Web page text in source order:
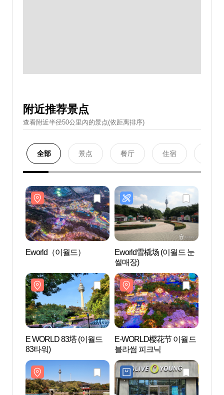
附近推荐景点
查看附近半径50公里內的景点(依距离排序)
全部 景点 餐厅 住宿
Eworld（이월드）
Eworld雪橇场 (이월드 눈
썰매장)
E WORLD 83塔 (이월드
83타워)
E-WORLD樱花节 이월드
블라썸 피크닉